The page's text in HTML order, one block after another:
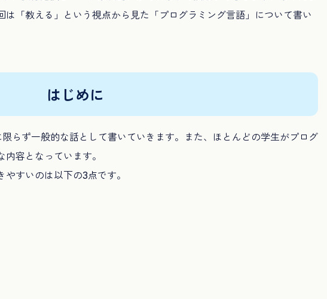
は「教える」という視点から見た「プログラミング言語」について書い
はじめに
らず一般的な話として書いていきます。また、ほとんどの学生がプログ
容となっています。
すいのは以下の3点です。